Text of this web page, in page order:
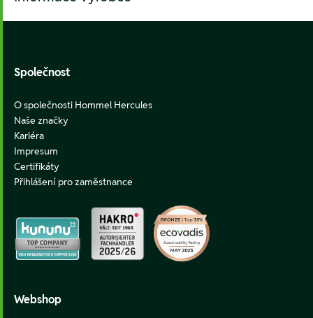
Footer
Společnost
O společnosti Hommel Hercules
Naše značky
Kariéra
Impresum
Certifikáty
Přihlášení pro zaměstnance
Webshop